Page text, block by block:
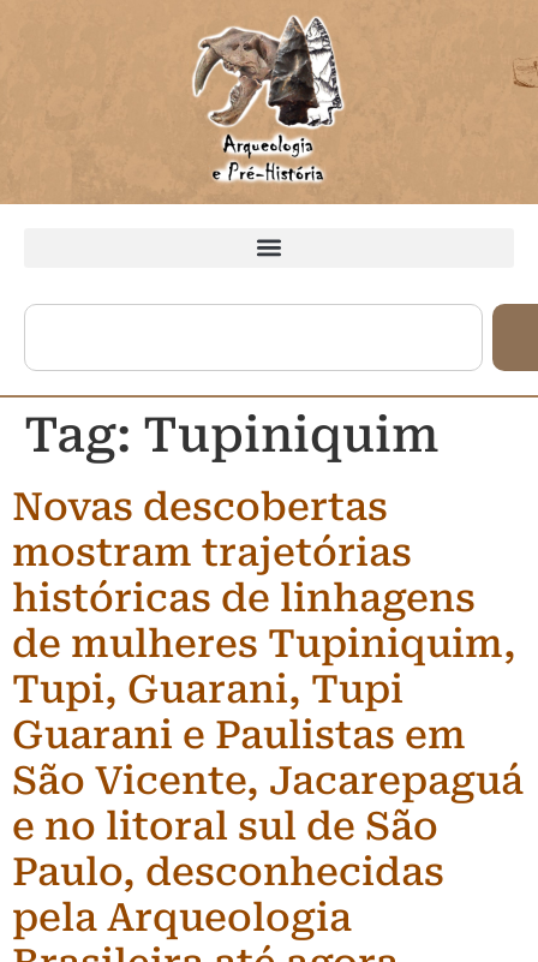
Tag: Tupiniquim
Novas descobertas
mostram trajetórias
históricas de linhagens
de mulheres Tupiniquim,
Tupi, Guarani, Tupi
Guarani e Paulistas em
São Vicente, Jacarepaguá
e no litoral sul de São
Paulo, desconhecidas
pela Arqueologia